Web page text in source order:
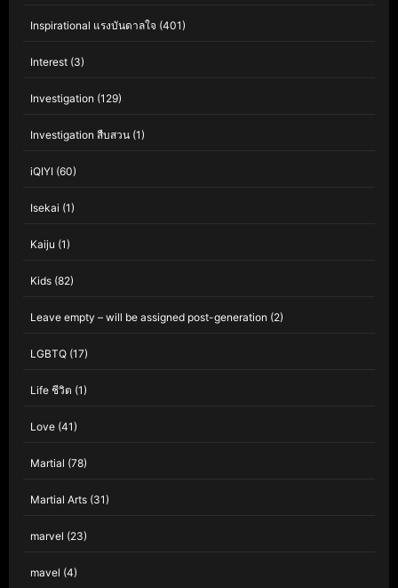
Inspirational แรงบันดาลใจ (401)
Interest (3)
Investigation (129)
Investigation สืบสวน (1)
iQIYI (60)
Isekai (1)
Kaiju (1)
Kids (82)
Leave empty – will be assigned post-generation (2)
LGBTQ (17)
Life ชีวิต (1)
Love (41)
Martial (78)
Martial Arts (31)
marvel (23)
mavel (4)